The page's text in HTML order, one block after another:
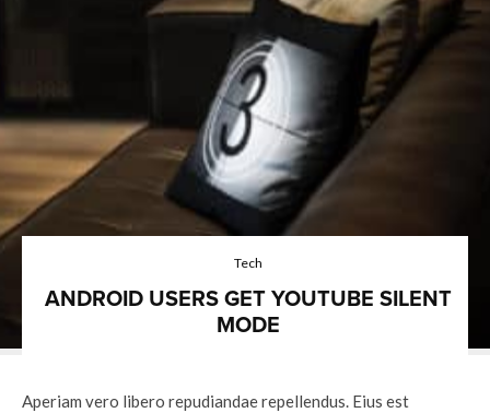
Tech
ANDROID USERS GET YOUTUBE SILENT
MODE
Aperiam vero libero repudiandae repellendus. Eius est